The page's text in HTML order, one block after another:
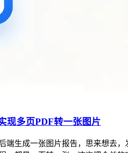
现多页PDF转一张图片
端生成一张图片报告，思来想去